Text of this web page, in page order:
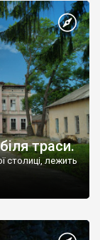
траси.
столиці, лежить